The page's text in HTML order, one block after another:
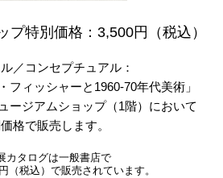
プ特別価格：3,500円（税込）
ル／コンセプチュアル：
フィッシャーと 1960-70年代美術」
ージアムショップ（1階）において
格で販売します。
カタログは一般書店で
（税込）で販売されています。